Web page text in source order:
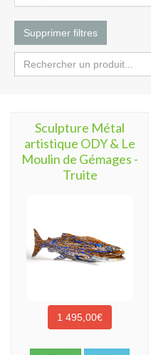
Supprimer filtres
Sculpture Métal
artistique ODY & Le
Moulin de Gémages -
Truite
1 495,00€